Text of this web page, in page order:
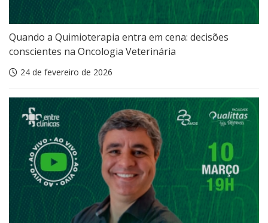
Quando a Quimioterapia entra em cena: decisões
conscientes na Oncologia Veterinária
24 de fevereiro de 2026